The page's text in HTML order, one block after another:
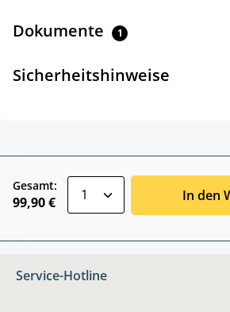
Dokumente 1
Sicherheitshinweise
Gesamt:
99,90 € In den
Service-Hotline